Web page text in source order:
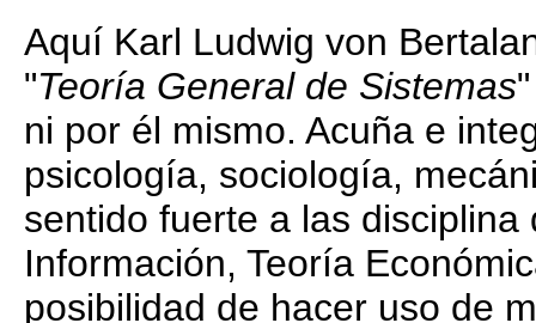
Aquí Karl Ludwig von
"Teoría General de Sistemas
ni por él mismo. Acuña e
psicología, sociología,
sentido fuerte a las
Información, Teoría
posibilidad de hacer uso de